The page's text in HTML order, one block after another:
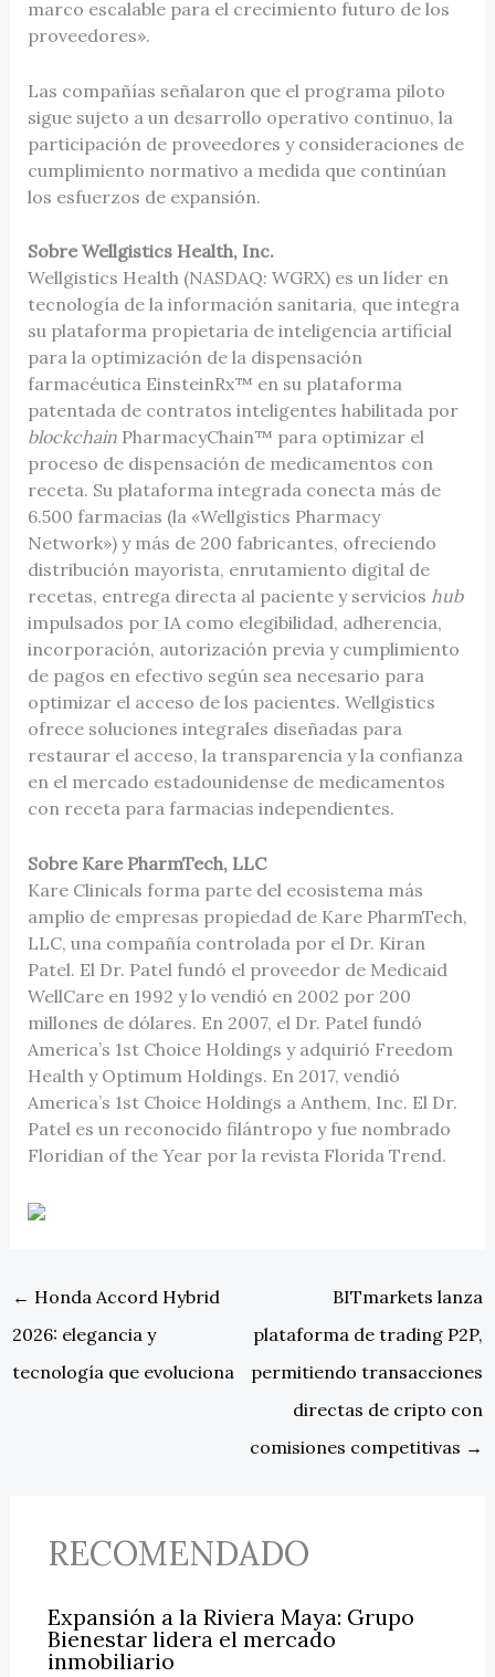
marco escalable para el crecimiento futuro de los
proveedores».
Las compañías señalaron que el programa piloto
sigue sujeto a un desarrollo operativo continuo, la
participación de proveedores y consideraciones de
cumplimiento normativo a medida que continúan
los esfuerzos de expansión.
Sobre Wellgistics Health, Inc.
Wellgistics Health (NASDAQ: WGRX) es un líder en
tecnología de la información sanitaria, que integra
su plataforma propietaria de inteligencia artificial
para la optimización de la dispensación
farmacéutica EinsteinRx™ en su plataforma
patentada de contratos inteligentes habilitada por
blockchainPharmacyChain™ para optimizar el
proceso de dispensación de medicamentos con
receta. Su plataforma integrada conecta más de
6.500 farmacias (la «Wellgistics Pharmacy
Network») y más de 200 fabricantes, ofreciendo
distribución mayorista, enrutamiento digital de
recetas, entrega directa al paciente y servicios hub
impulsados por IA como elegibilidad, adherencia,
incorporación, autorización previa y cumplimiento
de pagos en efectivo según sea necesario para
optimizar el acceso de los pacientes. Wellgistics
ofrece soluciones integrales diseñadas para
restaurar el acceso, la transparencia y la confianza
en el mercado estadounidense de medicamentos
con receta para farmacias independientes.
Sobre Kare PharmTech, LLC
Kare Clinicals forma parte del ecosistema más
amplio de empresas propiedad de Kare PharmTech,
LLC, una compañía controlada por el Dr. Kiran
Patel. El Dr. Patel fundó el proveedor de Medicaid
WellCare en 1992 y lo vendió en 2002 por 200
millones de dólares. En 2007, el Dr. Patel fundó
America’s 1st Choice Holdings y adquirió Freedom
Health y Optimum Holdings. En 2017, vendió
America’s 1st Choice Holdings a Anthem, Inc. El Dr.
Patel es un reconocido filántropo y fue nombrado
Floridian of the Year por la revista Florida Trend.
← Honda Accord Hybrid
2026: elegancia y
tecnología que evoluciona
BITmarkets lanza
plataforma de trading P2P,
permitiendo transacciones
directas de cripto con
comisiones competitivas →
RECOMENDADO
Expansión a la Riviera Maya: Grupo
Bienestar lidera el mercado
inmobiliario